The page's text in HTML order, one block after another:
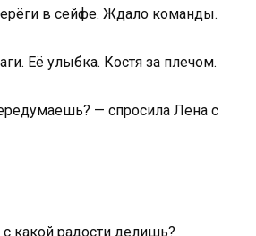
в сейфе. Ждало команды.
Её улыбка. Костя за плечом.
— спросила Лена с
какой радости делишь?